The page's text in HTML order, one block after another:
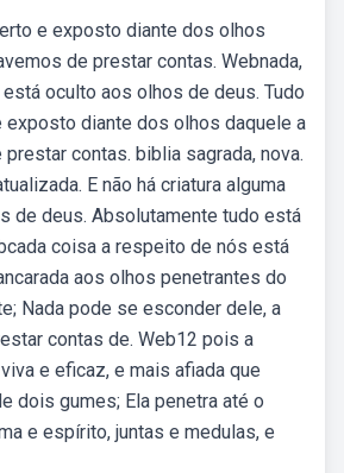
e exposto diante dos olhos
de prestar contas. Webnada,
oculto aos olhos de deus. Tudo
diante dos olhos daquele a
contas. biblia sagrada, nova.
E não há criatura alguma
de deus. Absolutamente tudo está
coisa a respeito de nós está
aos olhos penetrantes do
Nada pode se esconder dele, a
contas de. Web12 pois a
e eficaz, e mais afiada que
dois gumes; Ela penetra até o
e espírito, juntas e medulas, e